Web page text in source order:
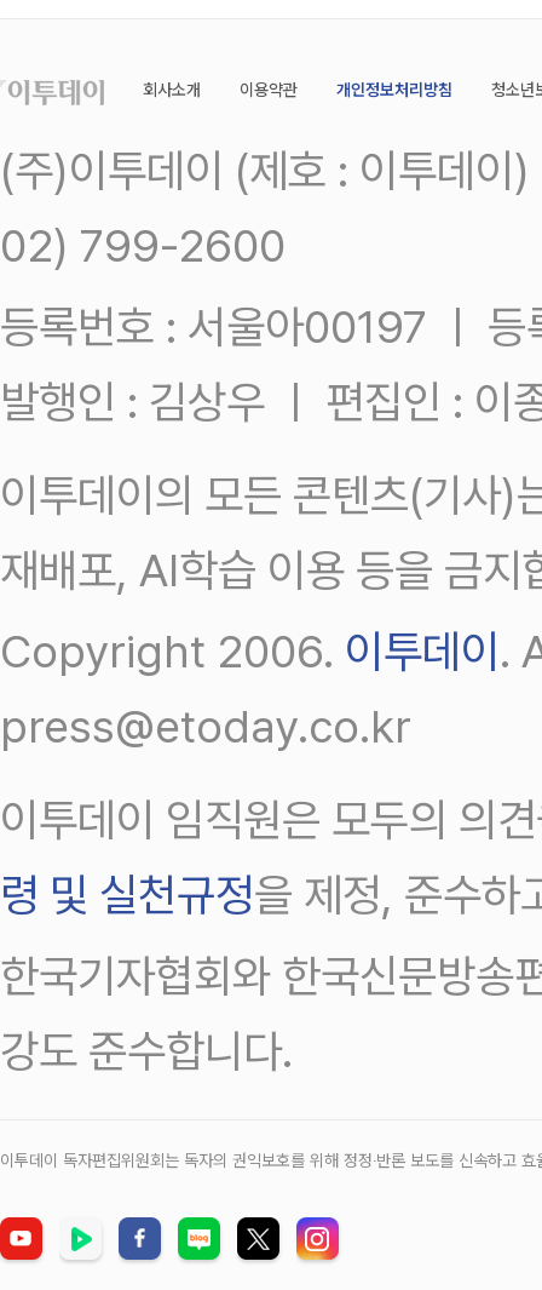
회사소개 이용약관 개인정보처리방침 청소년
(주)이투데이 (제호 : 이투데
02) 799-2600
등록번호 : 서울아00197 ㅣ
발행인 : 김상우 ㅣ 편집인 : 이
이투데이의 모든 콘텐츠(기사)
재배포, AI학습 이용 등을 금지
Copyright 2006. 이투데이 .
press@etoday.co.kr
이투데이 임직원은 모두의 의
령 및 실천규정을 제정, 준수하
한국기자협회와 한국신문방송
강도 준수합니다.
이투데이 독자편집위원회는 독자의 권익보호를 위해 정정‧반론 보도를 신속하고